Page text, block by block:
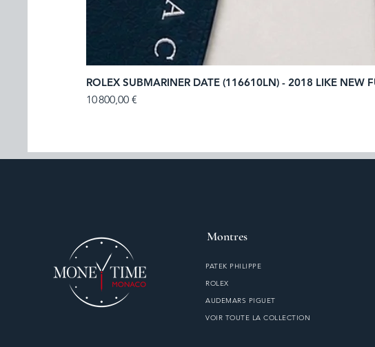
ROLEX SUBMARINER DATE (116610LN) - 2018 LIKE NEW
Prix
10 800,00 €
Montres
PATEK PHILIPPE
ROLEX
AUDEMARS PIGUET
VOIR TOUTE LA COLLECTION